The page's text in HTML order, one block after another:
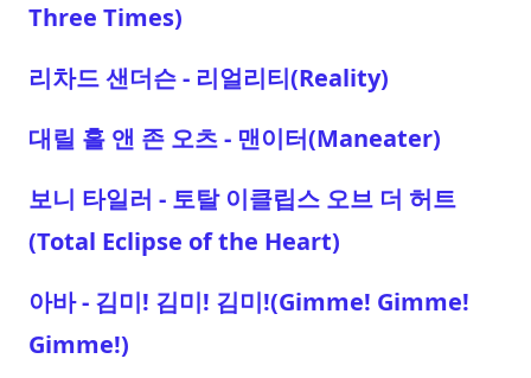
Three Times)
리차드 샌더슨 - 리얼리티(Reality)
대릴 홀 앤 존 오츠 - 맨이터(Maneater)
보니 타일러 - 토탈 이클립스 오브 더 허트
(Total Eclipse of the Heart)
아바 - 김미! 김미! 김미!(Gimme! Gimme!
Gimme!)